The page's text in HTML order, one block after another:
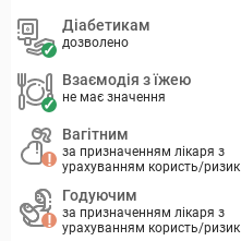
Діабетикам
дозволено
Взаємодія з їжею
не має значення
Вагітним
за призначенням лікаря з
урахуванням користь/ризик
Годуючим
за призначенням лікаря з
урахуванням користь/ризик